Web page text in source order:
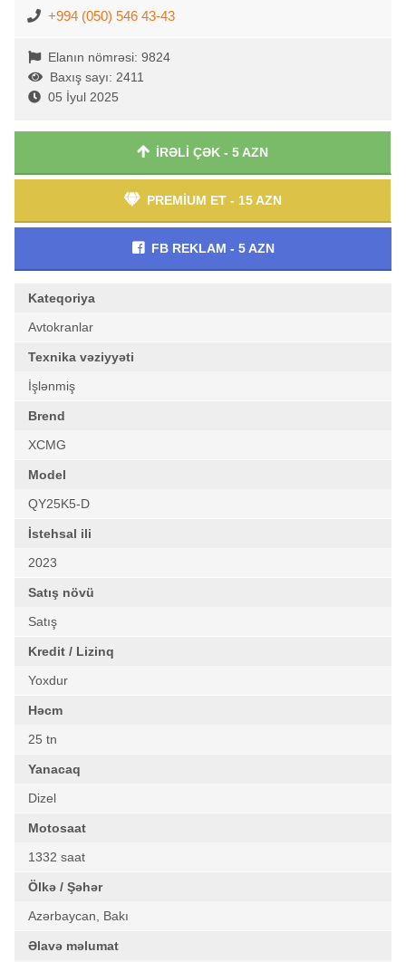
+994 (050) 546 43-43
Elanın nömrəsi: 9824
Baxış sayı: 2411
05 İyul 2025
İRƏLİ ÇƏK - 5 AZN
PREMİUM ET - 15 AZN
FB REKLAM - 5 AZN
Kateqoriya
Avtokranlar
Texnika vəziyyəti
İşlənmiş
Brend
XCMG
Model
QY25K5-D
İstehsal ili
2023
Satış növü
Satış
Kredit / Lizinq
Yoxdur
Həcm
25 tn
Yanacaq
Dizel
Motosaat
1332 saat
Ölkə / Şəhər
Azərbaycan, Bakı
Əlavə məlumat